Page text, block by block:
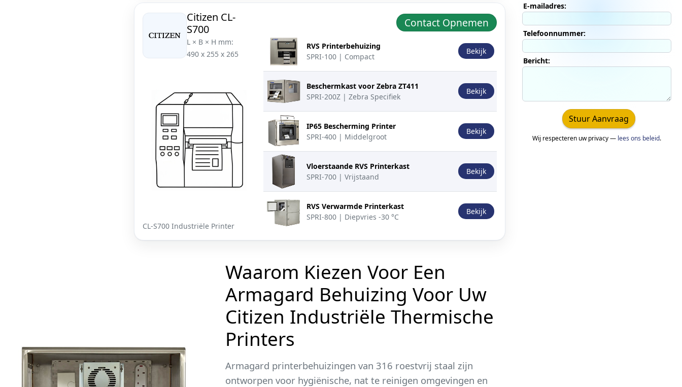
Citizen CL-
S700
L × B × H mm:
490 x 255 x 265
CL-S700 Industriële Printer
Contact Opnemen
Productafbeelding
RVS Printerbehuizing
SPRI-100 | Compact
Bekijk
Beschermkast voor Zebra ZT411
SPRI-200Z | Zebra Specifiek
Bekijk
IP65 Bescherming Printer
SPRI-400 | Middelgroot
Bekijk
Vloerstaande RVS Printerkast
SPRI-700 | Vrijstaand
Bekijk
RVS Verwarmde Printerkast
SPRI-800 | Diepvries -30 °C
Bekijk
Waarom Kiezen Voor Een
Armagard Behuizing Voor Uw
Citizen Industriële Thermische
Printers
Armagard printerbehuizingen van 316 roestvrij staal zijn
ontworpen voor hygiënische, nat te reinigen omgevingen en
E-mailadres:
Telefoonnummer:
Bericht:
Stuur Aanvraag
Wij respecteren uw privacy — lees ons beleid.